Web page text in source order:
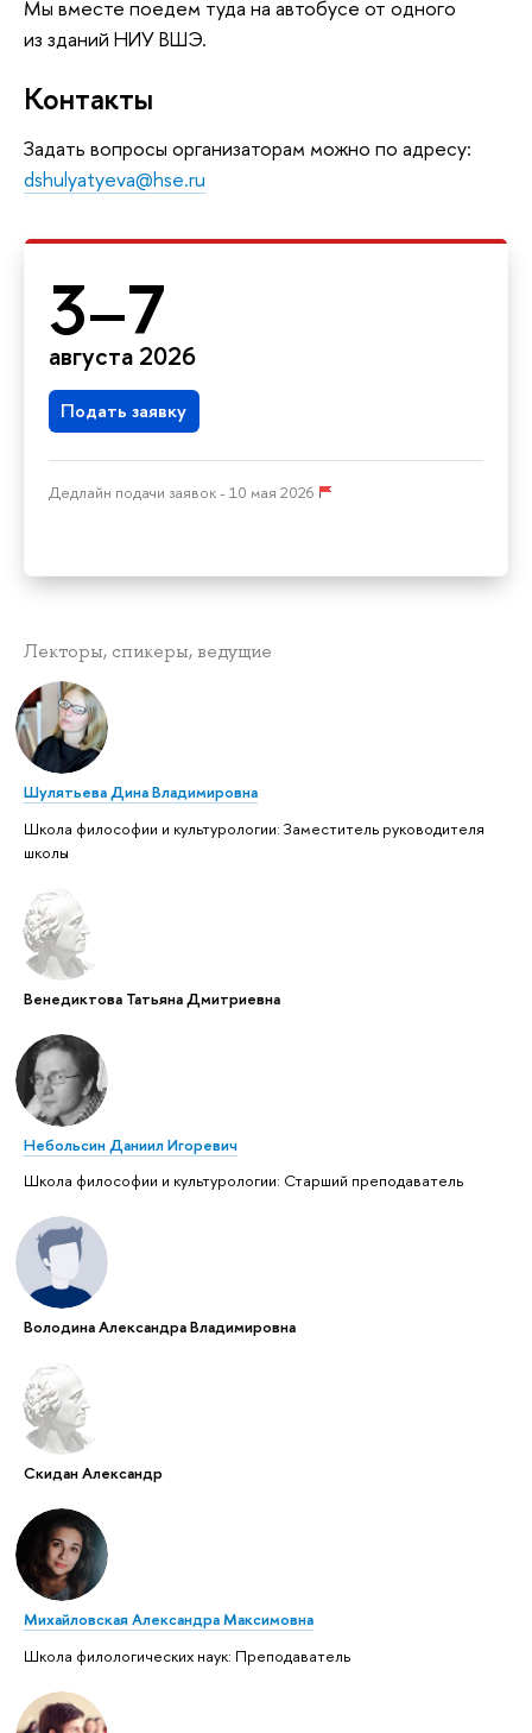
Мы вместе поедем туда на автобусе от одного
из зданий НИУ ВШЭ.
Контакты
Задать вопросы организаторам можно по адресу:
dshulyatyeva@hse.ru
3–7
августа 2026
Подать заявку
Дедлайн подачи заявок - 10 мая 2026
Лекторы, спикеры, ведущие
Шулятьева Дина Владимировна
Школа философии и культурологии: Заместитель руководителя
школы
Венедиктова Татьяна Дмитриевна
Небольсин Даниил Игоревич
Школа философии и культурологии: Старший преподаватель
Володина Александра Владимировна
Скидан Александр
Михайловская Александра Максимовна
Школа филологических наук: Преподаватель